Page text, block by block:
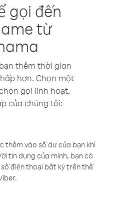
gọi đến
từ
thêm thời gian
hơn. Chọn một
gọi linh hoạt,
của chúng tôi:
thêm vào số dư của bạn khi
tín dụng của mình, bạn có
điện thoại bất kỳ trên thế